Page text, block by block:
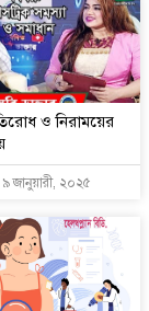
ও নিরাময়ের
জানুয়ারী, ২০২৫